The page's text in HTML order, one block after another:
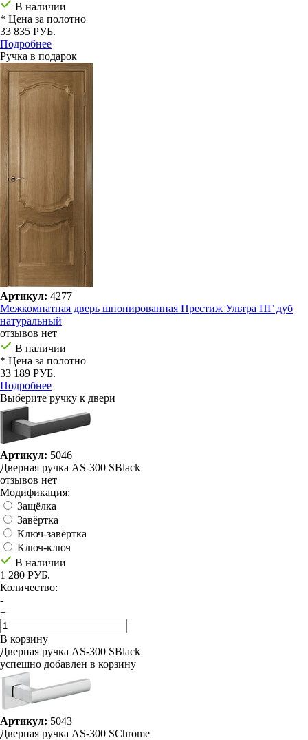
В наличии
* Цена за полотно
33 835 РУБ.
Подробнее
Ручка в подарок
Артикул: 4277
Межкомнатная дверь шпонированная Престиж Ультра ПГ дуб
натуральный
отзывов нет
В наличии
* Цена за полотно
33 189 РУБ.
Подробнее
Выберите ручку к двери
Артикул: 5046
Дверная ручка AS-300 SBlack
отзывов нет
Модификация:
Защёлка
Завёртка
Ключ-завёртка
Ключ-ключ
В наличии
1 280 РУБ.
Количество:
-
+
В корзину
Дверная ручка AS-300 SBlack
успешно добавлен в корзину
Артикул: 5043
Дверная ручка AS-300 SChrome